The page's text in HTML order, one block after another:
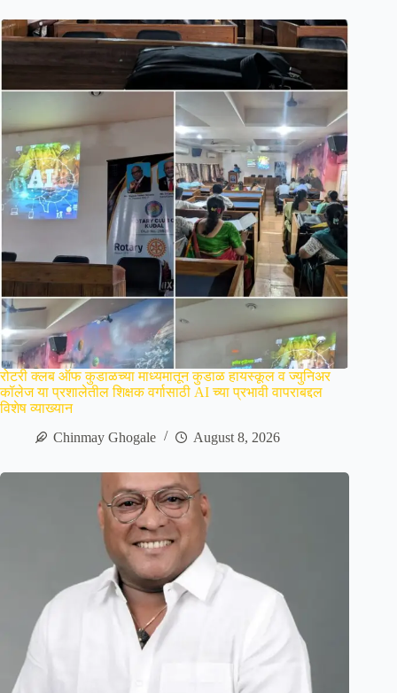
रोटरी क्लब ऑफ कुडाळच्या माध्यमातून कुडाळ हायस्कूल व ज्युनिअर
कॉलेज या प्रशालेतील शिक्षक वर्गासाठी AI च्या प्रभावी वापराबद्दल
विशेष व्याख्यान
Chinmay Ghogale
August 8, 2026